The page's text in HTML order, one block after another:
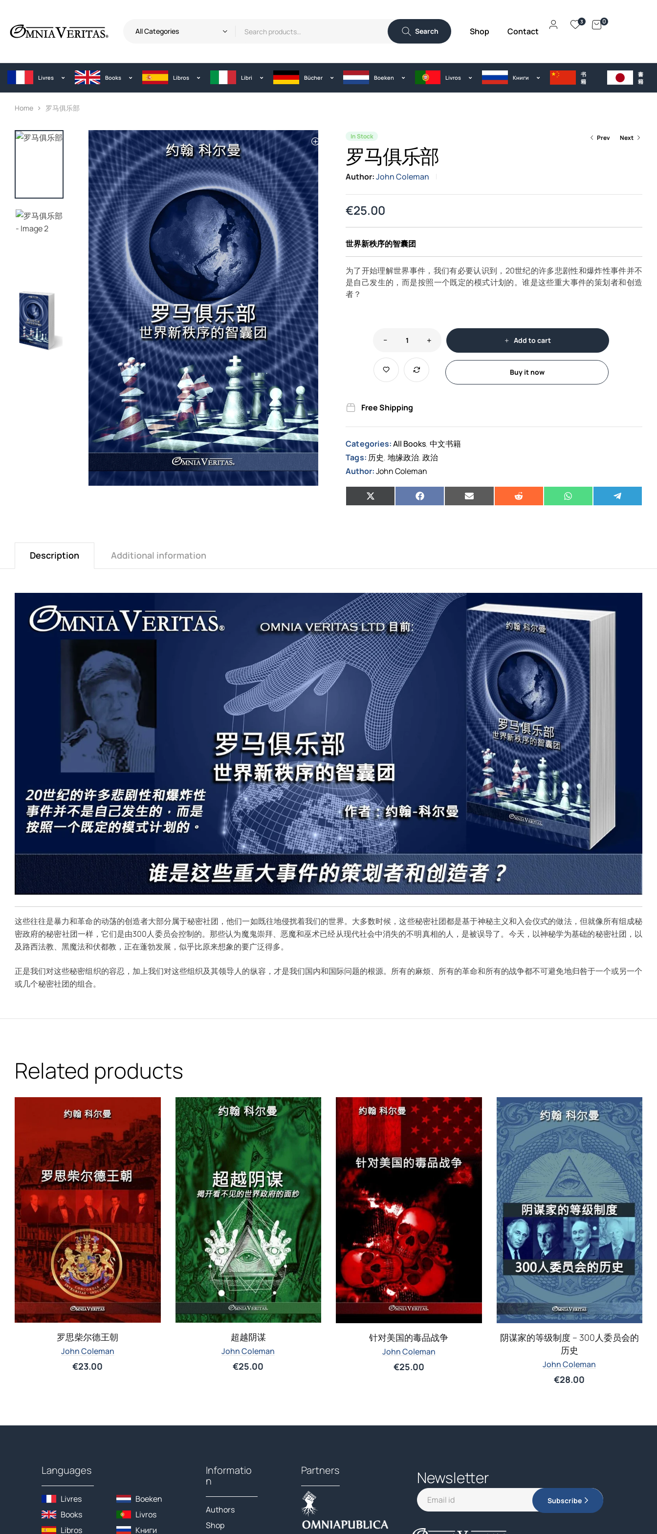
Search
All Categories Shop Contact
3 0
Livres Books Libros Libri Bücher Boeken Livros Kниги
书
籍
書
籍
Home 罗马俱乐部
Prev Next
In Stock
罗马俱乐部
Author:John Coleman
€25.00
世界新秩序的智囊团
为了开始理解世界事件，我们有必要认识到，20世纪的许多悲剧性和爆炸性事件并不
是自己发生的，而是按照一个既定的模式计划的。谁是这些重大事件的策划者和创造
者？
Add to cart
Buy it now
Free Shipping
Categories: All Books, 中文书籍
Tags: 历史, 地缘政治,政治
Author:John Coleman
Description Additional information
这些往往是暴力和革命的动荡的创造者大部分属于秘密社团，他们一如既往地侵扰着我们的世界。大多数时候，这些秘密社团都是基于神秘主义和入会仪式的做法，但就像所有组成秘
密政府的秘密社团一样，它们是由300人委员会控制的。那些认为魔鬼崇拜、恶魔和巫术已经从现代社会中消失的不明真相的人，是被误导了。今天，以神秘学为基础的秘密社团，以
及路西法教、黑魔法和伏都教，正在蓬勃发展，似乎比原来想象的要广泛得多。
正是我们对这些秘密组织的容忍，加上我们对这些组织及其领导人的纵容，才是我们国内和国际问题的根源。所有的麻烦、所有的革命和所有的战争都不可避免地归咎于一个或另一个
或几个秘密社团的组合。
Related products
罗思柴尔德王朝
John Coleman
€23.00
超越阴谋
John Coleman
€25.00
针对美国的毒品战争
John Coleman
€25.00
阴谋家的等级制度 – 300人委员会的
历史
John Coleman
€28.00
Languages
Livres
Books
Libros
Boeken
Livros
Книги
Informatio
n
Authors
Shop
Partners Newsletter
Subscribe